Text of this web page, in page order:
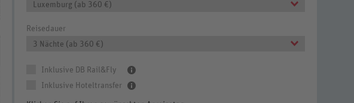
Luxemburg (ab 360 €)
Reisedauer
3 Nächte (ab 360 €)
Inklusive DB Rail&Fly
Inklusive Hoteltransfer